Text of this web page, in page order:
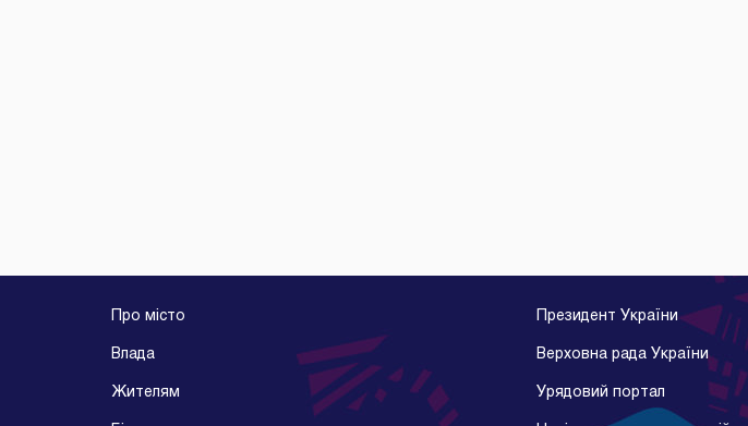
Про місто
Влада
Жителям
Президент України
Верховна рада України
Урядовий портал